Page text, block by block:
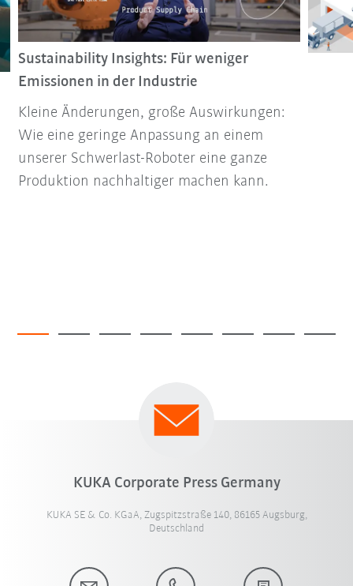
Sustainability Insights: Für weniger
Emissionen in der Industrie
Kleine Änderungen, große Auswirkungen:
Wie eine geringe Anpassung an einem
unserer Schwerlast-Roboter eine ganze
Produktion nachhaltiger machen kann.
KUKA Corporate Press Germany
KUKA SE & Co. KGaA, Zugspitzstraße 140, 86165 Augsburg,
Deutschland